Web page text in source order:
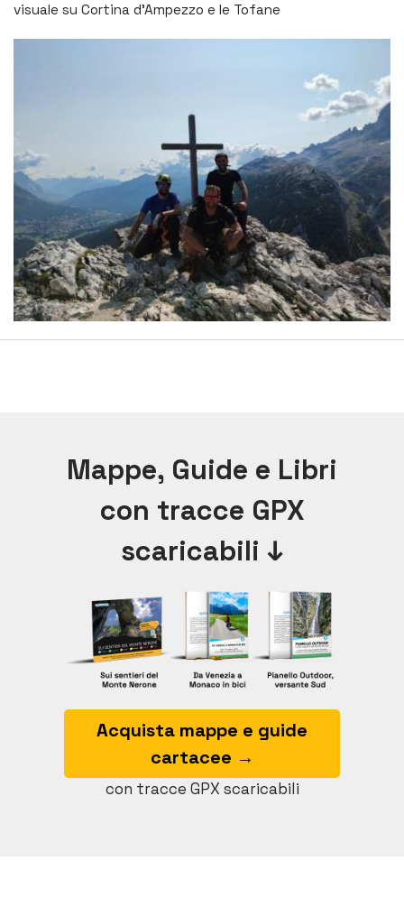
visuale su Cortina d’Ampezzo e le Tofane
Mappe, Guide e Libri
con tracce GPX
scaricabili ↓
Acquista mappe e guide
cartacee →
con tracce GPX scaricabili